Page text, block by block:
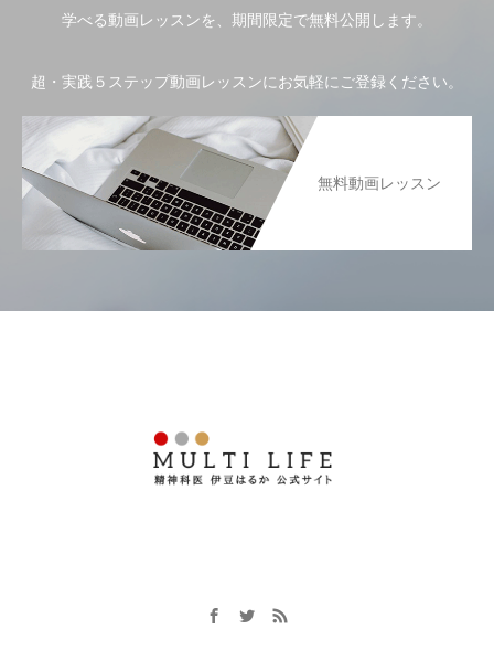
学べる動画レッスンを、期間限定で無料公開します。
超・実践５ステップ動画レッスンにお気軽にご登録ください。
無料動画レッスン